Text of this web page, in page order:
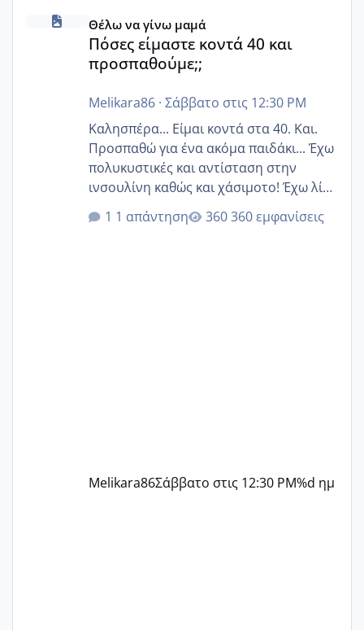
Πόσες είμαστε κοντά 40 και προσπαθούμε;;
Θέλω να γίνω μαμά
Πόσες είμαστε κοντά 40 και
προσπαθούμε;;
Melikara86· Σάββατο στις 12:30 PM
Καλησπέρα... Είμαι κοντά στα 40. Και.
Προσπαθώ για ένα ακόμα παιδάκι... Έχω
πολυκυστικές και αντίσταση στην
ινσουλίνη καθώς και χάσιμοτο! Έχω λίγα
κιλά παραπάνω και όσο κ αν προσπαθώ
δεν χάνω εύκολα! Προσπαθώ για ακόμη
1 απάντηση 360 εμφανίσεις
Melikara86Σάββατο στις 12:30 PM%d ημ